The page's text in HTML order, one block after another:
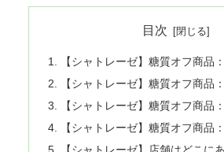
目次
【シャトレーゼ】糖質オフ商品
【シャトレーゼ】糖質オフ商品
【シャトレーゼ】糖質オフ商品
【シャトレーゼ】糖質オフ商品
【シャトレーゼ】店舗はどこに